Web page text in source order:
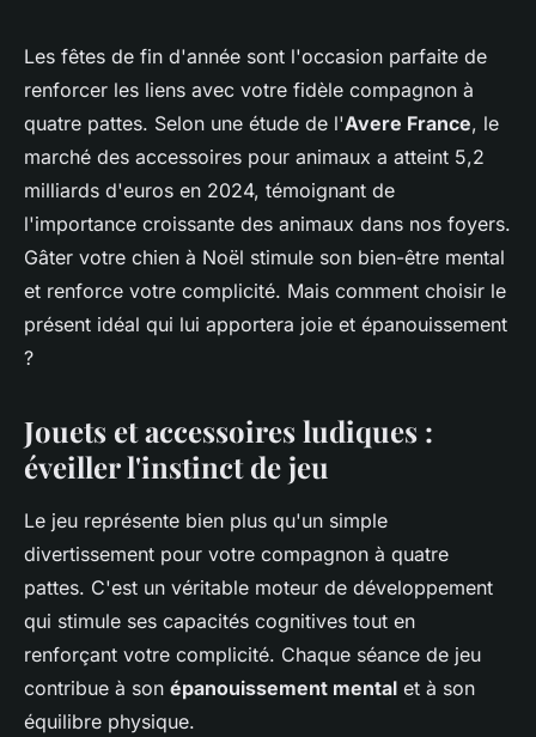
Idées de cadeaux de noël
incontournables pour votre
chien
Wassim•8 novembre 2025•6 min de lecture
Les fêtes de fin d'année sont l'occasion parfaite de
renforcer les liens avec votre fidèle compagnon à
quatre pattes. Selon une étude de l'Avere France, le
marché des accessoires pour animaux a atteint 5,2
milliards d'euros en 2024, témoignant de
l'importance croissante des animaux dans nos foyers.
Gâter votre chien à Noël stimule son bien-être mental
et renforce votre complicité. Mais comment choisir le
présent idéal qui lui apportera joie et épanouissement
?
Jouets et accessoires ludiques :
éveiller l'instinct de jeu
Le jeu représente bien plus qu'un simple
divertissement pour votre compagnon à quatre
pattes. C'est un véritable moteur de développement
qui stimule ses capacités cognitives tout en
renforçant votre complicité. Chaque séance de jeu
contribue à son épanouissement mental et à son
équilibre physique.